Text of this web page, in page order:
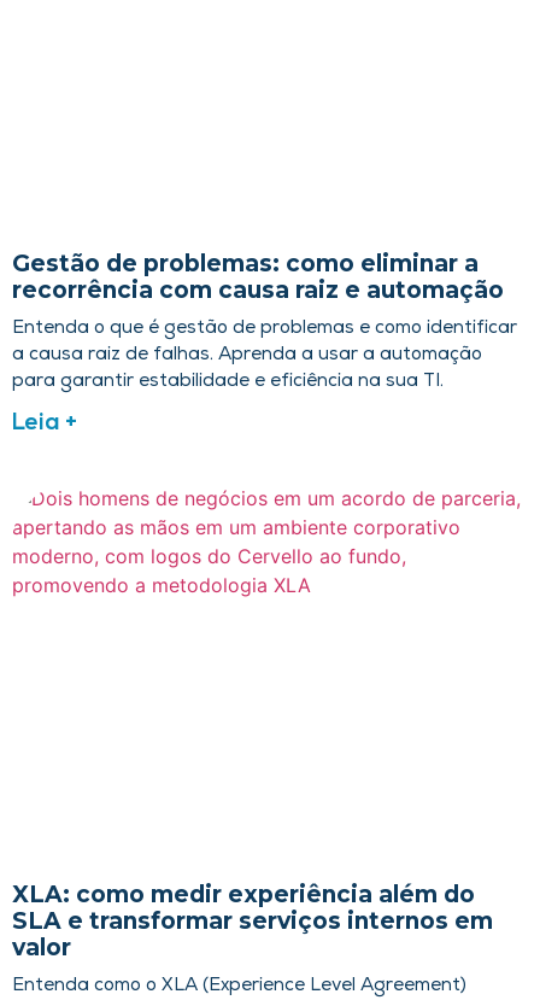
Gestão de problemas: como eliminar a
recorrência com causa raiz e automação
Entenda o que é gestão de problemas e como identificar
a causa raiz de falhas. Aprenda a usar a automação
para garantir estabilidade e eficiência na sua TI.
Leia +
XLA: como medir experiência além do
SLA e transformar serviços internos em
valor
Entenda como o XLA (Experience Level Agreement)